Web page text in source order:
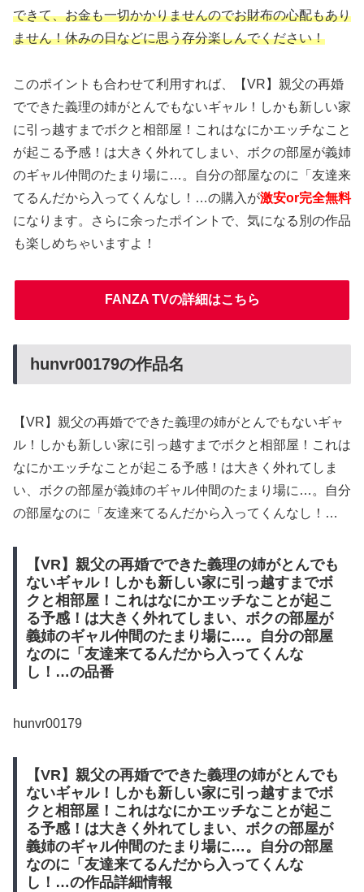
できて、お金も一切かかりませんのでお財布の心配もあり
ません！休みの日などに思う存分楽しんでください！
このポイントも合わせて利用すれば、【VR】親父の再婚
でできた義理の姉がとんでもないギャル！しかも新しい家
に引っ越すまでボクと相部屋！これはなにかエッチなこと
が起こる予感！は大きく外れてしまい、ボクの部屋が義姉
のギャル仲間のたまり場に…。自分の部屋なのに「友達来
てるんだから入ってくんなし！…の購入が激安or完全無料
になります。さらに余ったポイントで、気になる別の作品
も楽しめちゃいますよ！
FANZA TVの詳細はこちら
hunvr00179の作品名
【VR】親父の再婚でできた義理の姉がとんでもないギャ
ル！しかも新しい家に引っ越すまでボクと相部屋！これは
なにかエッチなことが起こる予感！は大きく外れてしま
い、ボクの部屋が義姉のギャル仲間のたまり場に…。自分
の部屋なのに「友達来てるんだから入ってくんなし！…
【VR】親父の再婚でできた義理の姉がとんでも
ないギャル！しかも新しい家に引っ越すまでボ
クと相部屋！これはなにかエッチなことが起こ
る予感！は大きく外れてしまい、ボクの部屋が
義姉のギャル仲間のたまり場に…。自分の部屋
なのに「友達来てるんだから入ってくんな
し！…の品番
hunvr00179
【VR】親父の再婚でできた義理の姉がとんでも
ないギャル！しかも新しい家に引っ越すまでボ
クと相部屋！これはなにかエッチなことが起こ
る予感！は大きく外れてしまい、ボクの部屋が
義姉のギャル仲間のたまり場に…。自分の部屋
なのに「友達来てるんだから入ってくんな
し！…の作品詳細情報